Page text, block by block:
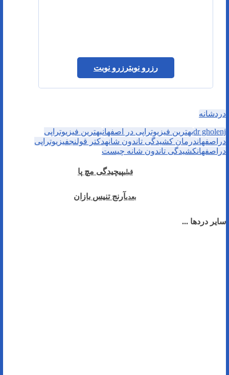
رزرو نوبترزرو نوبت
دردشانه
dr gholenjبهترین فیزیوتراپی در اصفهانبهترین فیزیوتراپی
دراصفهاندرمان کشیدگی تاندون شانهدکتر قولنجفیزیوتراپی
دراصفهانکشیدگی تاندون شانه چیست
قبلیپیچیدگی مچ پا
بعدیآرنج تنیس بازان
سایر دردها ...